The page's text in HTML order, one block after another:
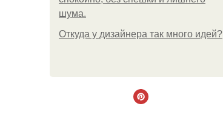
шума.
Откуда у дизайнера так много идей?